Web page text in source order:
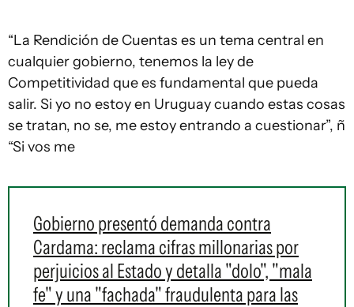
“La Rendición de Cuentas es un tema central en
cualquier gobierno, tenemos la ley de
Competitividad que es fundamental que pueda
salir. Si yo no estoy en Uruguay cuando estas cosas
se tratan, no se, me estoy entrando a cuestionar”, ñ
“Si vos me
Gobierno presentó demanda contra
Cardama: reclama cifras millonarias por
perjuicios al Estado y detalla "dolo", "mala
fe" y una "fachada" fraudulenta para las